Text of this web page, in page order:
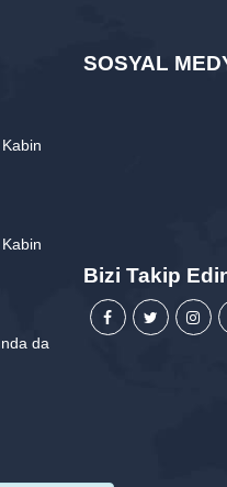
da
SOSYAL
Bizi Takip